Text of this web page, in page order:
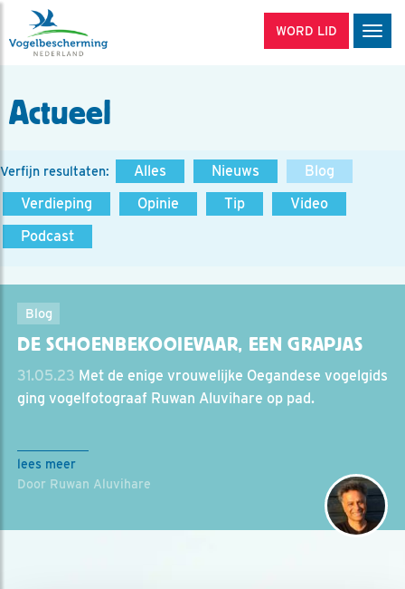
WORD LID
Actueel
Verfijn resultaten: Alles Nieuws
Blog
Verdieping
Opinie Tip
Video
Podcast
Blog
DE SCHOENBEK­OOIEVAAR, EEN GRAPJAS
31.05.23 Met de enige vrouwelijke Oegandese vogelgids
ging vogelfotograaf Ruwan Aluvihare op pad.
lees meer
Door Ruwan Aluvihare